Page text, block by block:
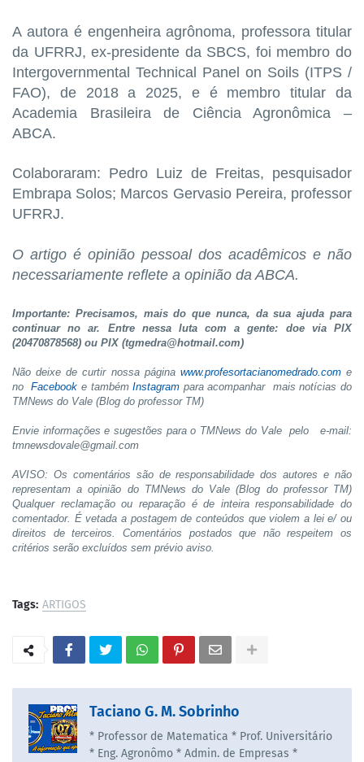
A autora é engenheira agrônoma, professora titular
da UFRRJ, ex-presidente da SBCS, foi membro do
Intergovernmental Technical Panel on Soils (ITPS /
FAO), de 2018 a 2025, e é membro titular da
Academia Brasileira de Ciência Agronômica –
ABCA.
Colaboraram: Pedro Luiz de Freitas, pesquisador
Embrapa Solos; Marcos Gervasio Pereira, professor
UFRRJ.
O artigo é opinião pessoal dos acadêmicos e não
necessariamente reflete a opinião da ABCA.
Importante: Precisamos, mais do que nunca, da sua ajuda para
continuar no ar. Entre nessa luta com a gente: doe via PIX
(20470878568) ou PIX (tgmedra@hotmail.com)
Não deixe de curtir nossa página www.profesortacianomedrado.come
noFacebook e tambémInstagram para acompanhar mais notícias do
TMNews do Vale (Blog do professor TM)
Envie informações e sugestões para o TMNews do Vale pelo e-mail:
tmnewsdovale@gmail.com
AVISO: Os comentários são de responsabilidade dos autores e não
representam a opinião do TMNews do Vale (Blog do professor TM)
Qualquer reclamação ou reparação é de inteira responsabilidade do
comentador. É vetada a postagem de conteúdos que violem a lei e/ ou
direitos de terceiros. Comentários postados que não respeitem os
critérios serão excluídos sem prévio aviso.
Tags: ARTIGOS
Taciano G. M. Sobrinho
* Professor de Matematica * Prof. Universitário
* Eng. Agronômo * Admin. de Empresas *